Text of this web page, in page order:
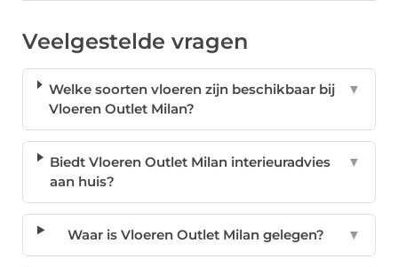
Veelgestelde vragen
Welke soorten vloeren zijn beschikbaar bij
Vloeren Outlet Milan?
▼
Biedt Vloeren Outlet Milan interieuradvies
aan huis?
▼
Waar is Vloeren Outlet Milan gelegen? ▼